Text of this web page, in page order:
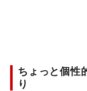
ちょっと個性
り